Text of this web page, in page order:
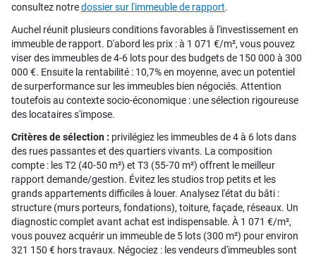
consultez notredossier sur l'immeuble de rapport.
Auchel réunit plusieurs conditions favorables à l'investissement en
immeuble de rapport. D'abord les prix : à 1 071 €/m², vous pouvez
viser des immeubles de 4-6 lots pour des budgets de 150 000 à 300
000 €. Ensuite la rentabilité : 10,7% en moyenne, avec un potentiel
de surperformance sur les immeubles bien négociés. Attention
toutefois au contexte socio-économique : une sélection rigoureuse
des locataires s'impose.
Critères de sélection : privilégiez les immeubles de 4 à 6 lots dans
des rues passantes et des quartiers vivants. La composition
compte : les T2 (40-50 m²) et T3 (55-70 m²) offrent le meilleur
rapport demande/gestion. Évitez les studios trop petits et les
grands appartements difficiles à louer. Analysez l'état du bâti :
structure (murs porteurs, fondations), toiture, façade, réseaux. Un
diagnostic complet avant achat est indispensable. À 1 071 €/m²,
vous pouvez acquérir un immeuble de 5 lots (300 m²) pour environ
321 150 € hors travaux. Négociez : les vendeurs d'immeubles sont